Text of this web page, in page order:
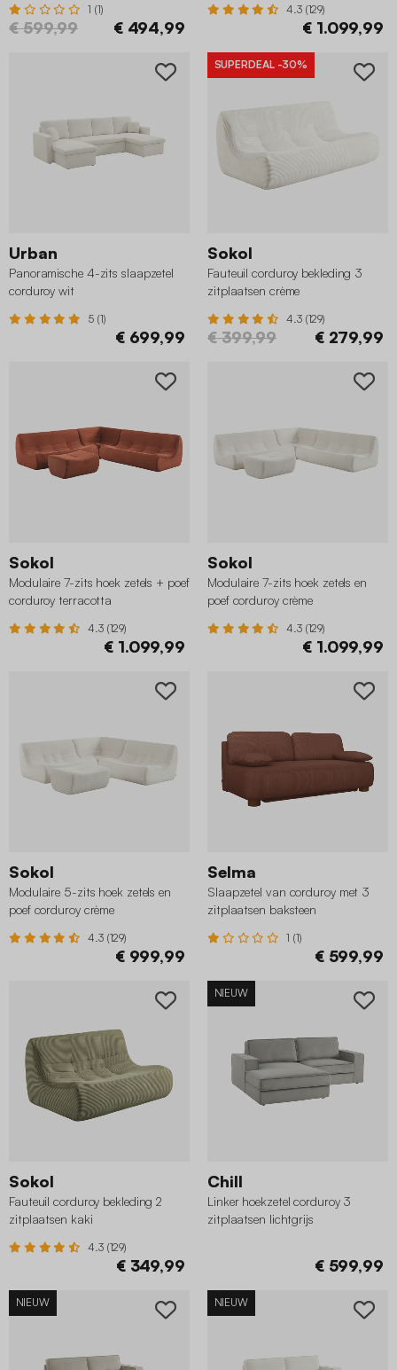
1 (1)
€ 599,99 € 494,99
4.3 (129)
€ 1.099,99
Urban
Panoramische 4-zits slaapzetel
corduroy wit
5 (1)
€ 699,99
SUPERDEAL -30%
Sokol
Fauteuil corduroy bekleding 3
zitplaatsen crème
4.3 (129)
€ 399,99 € 279,99
Sokol
Modulaire 7-zits hoek zetels + poef
corduroy terracotta
4.3 (129)
€ 1.099,99
Sokol
Modulaire 7-zits hoek zetels en
poef corduroy crème
4.3 (129)
€ 1.099,99
Sokol
Modulaire 5-zits hoek zetels en
poef corduroy crème
4.3 (129)
€ 999,99
Selma
Slaapzetel van corduroy met 3
zitplaatsen baksteen
1 (1)
€ 599,99
Sokol
Fauteuil corduroy bekleding 2
zitplaatsen kaki
4.3 (129)
€ 349,99
NIEUW
Chill
Linker hoekzetel corduroy 3
zitplaatsen lichtgrijs
€ 599,99
NIEUW NIEUW